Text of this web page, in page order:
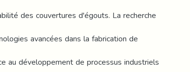
des couvertures d'égouts. La recherche
avancées dans la fabrication de
au développement de processus industriels